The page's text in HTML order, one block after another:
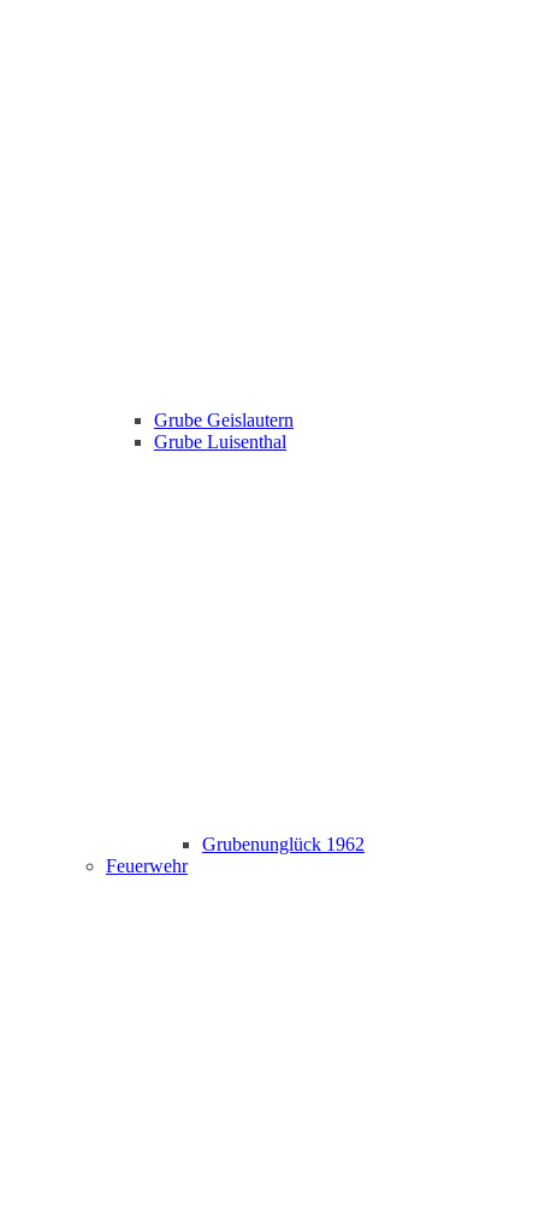
Grube Geislautern
Grube Luisenthal
Grubenunglück 1962
Feuerwehr